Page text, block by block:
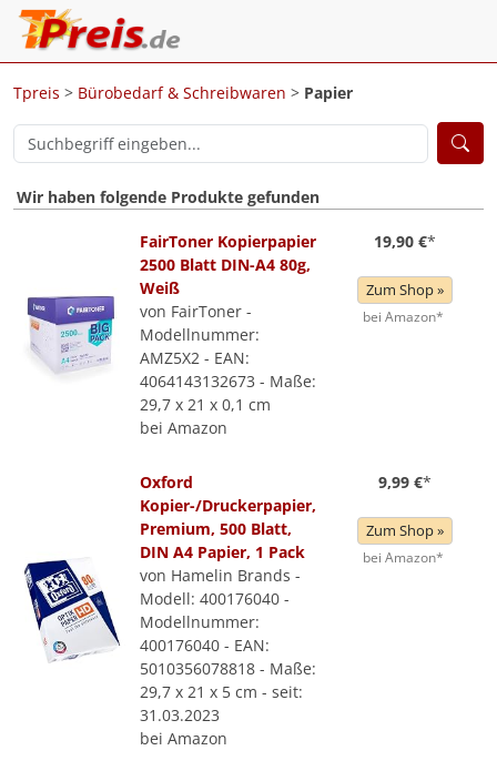
Tpreis > Bürobedarf & Schreibwaren > Papier
Wir haben folgende Produkte gefunden
FairToner Kopierpapier
2500 Blatt DIN-A4 80g,
Weiß
von FairToner -
Modellnummer:
AMZ5X2 - EAN:
4064143132673 - Maße:
29,7 x 21 x 0,1 cm
bei Amazon
19,90 €*
Zum Shop »
bei Amazon*
Oxford
Kopier-/Druckerpapier,
Premium, 500 Blatt,
DIN A4 Papier, 1 Pack
von Hamelin Brands -
Modell: 400176040 -
Modellnummer:
400176040 - EAN:
5010356078818 - Maße:
29,7 x 21 x 5 cm - seit:
31.03.2023
bei Amazon
9,99 €*
Zum Shop »
bei Amazon*